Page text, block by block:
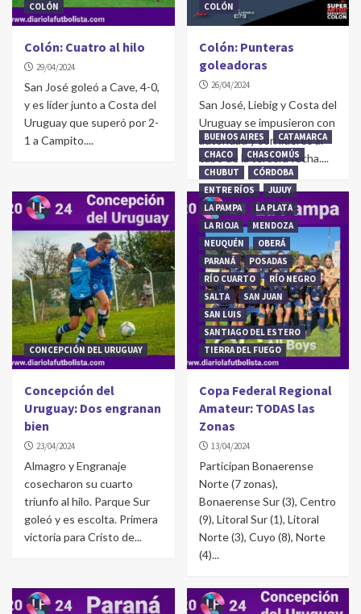
COLÓN
Colón: Cuatro al hilo
29/04/2024
San José goleó a Cave, 4-0,
y es líder junto a Costa del
Uruguay que superó por 2-
1 a Campito....
COLÓN
Colón: Punteras
goleadoras
26/04/2024
San José, Liebig y Costa del
Uruguay se impusieron con
autoridad y son líderes al
cabo de la tercera fecha....
CONCEPCIÓN DEL URUGUAY
Concepción del
Uruguay: Dos engranan
bien
23/04/2024
Almagro y Engranaje
cosecharon su cuarto
triunfo al hilo. Parque Sur
goleó y es escolta. Primera
victoria para Cristo de...
BUENOS AIRES
CATAMARCA
CHACO
CHASCOMÚS
CHUBUT
CÓRDOBA
ENTRE RÍOS
JUJUY
LA PAMPA
LA PLATA
LA RIOJA
MENDOZA
NEUQUÉN
OBERÁ
PARANÁ
POSADAS
RÍO CUARTO
RÍO NEGRO
SALTA
SAN JUAN
SAN LUIS
SANTIAGO DEL ESTERO
TIERRA DEL FUEGO
Copa Federal Regional
Amateur: TODAS las
Zonas
13/04/2024
Participan Bonaerense
Norte (7 zonas),
Bonaerense Sur (3), Centro
(9), Litoral Sur (1), Litoral
Norte (3), Cuyo (8), Norte
(4)...